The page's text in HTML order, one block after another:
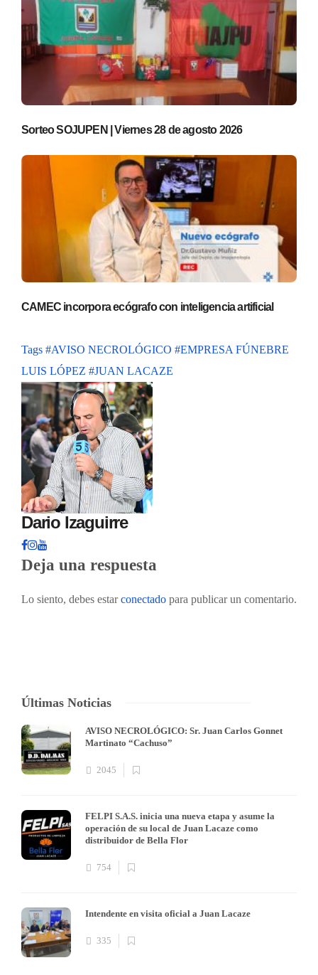
Sorteo SOJUPEN | Viernes 28 de agosto 2026
CAMEC incorpora ecógrafo con inteligencia artificial
Tags #AVISO NECROLÓGICO #EMPRESA FÚNEBRE
LUIS LÓPEZ #JUAN LACAZE
Dario Izaguirre
Deja una respuesta
Lo siento, debes estarconectado para publicar un comentario.
Últimas Noticias
AVISO NECROLÓGICO: Sr. Juan Carlos Gonnet
Martinato “Cachuso”
2045
FELPI S.A.S. inicia una nueva etapa y asume la
operación de su local de Juan Lacaze como
distribuidor de Bella Flor
754
Intendente en visita oficial a Juan Lacaze
335